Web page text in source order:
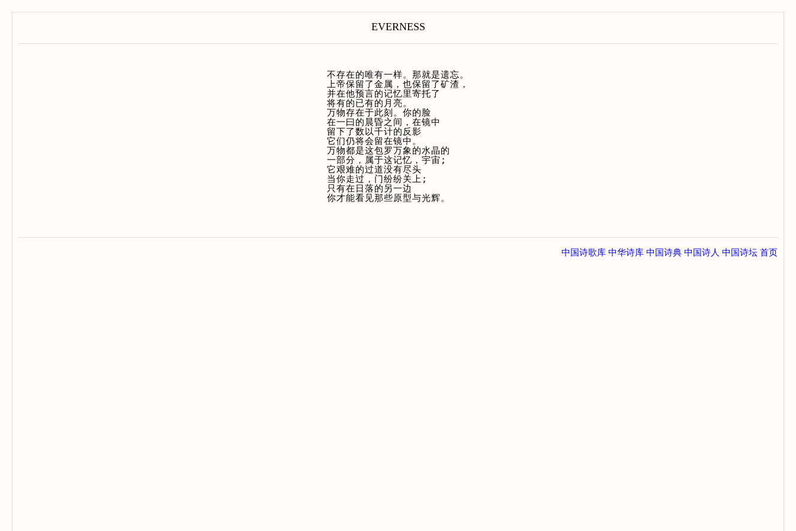
EVERNESS
不存在的唯有一样。那就是遗忘。
上帝保留了金属，也保留了矿渣，
并在他预言的记忆里寄托了
将有的已有的月亮。
万物存在于此刻。你的脸
在一曰的晨昏之间，在镜中
留下了数以千计的反影
它们仍将会留在镜中。
万物都是这包罗万象的水晶的
一部分，属于这记忆，宇宙;
它艰难的过道没有尽头
当你走过，门纷纷关上;
只有在日落的另一边
你才能看见那些原型与光辉。
中国诗歌库 中华诗库 中国诗典 中国诗人 中国诗坛 首页